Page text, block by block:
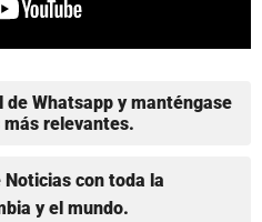
de Whatsapp y manténgase
relevantes.
con toda la
y el mundo.